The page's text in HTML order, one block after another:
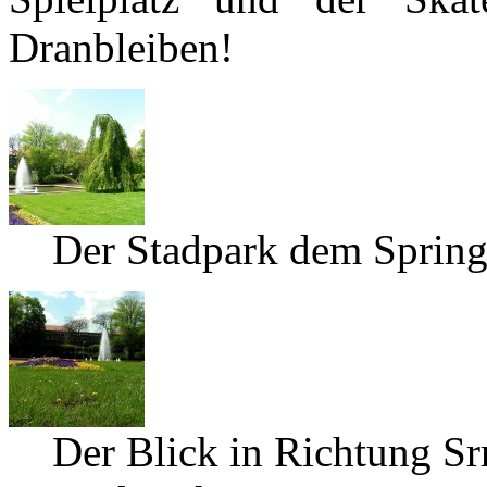
Dranbleiben!
Der Stadpark dem
Der Blick in Richtung